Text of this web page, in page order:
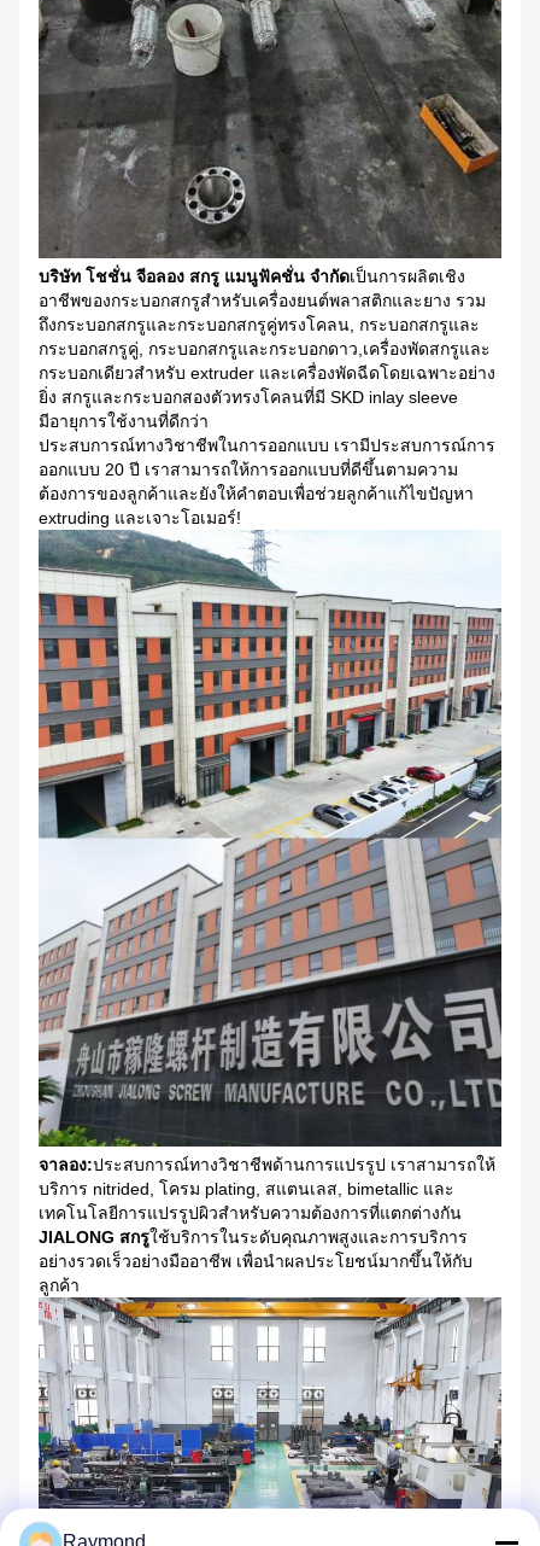
บริษัท โชชั่น จีอลอง สกรู แมนูฟัคชั่น จํากัดเป็นการผลิตเชิง
อาชีพของกระบอกสกรูสําหรับเครื่องยนต์พลาสติกและยาง รวม
ถึงกระบอกสกรูและกระบอกสกรูคู่ทรงโคลน, กระบอกสกรูและ
กระบอกสกรูคู่, กระบอกสกรูและกระบอกดาว,เครื่องพัดสกรูและ
กระบอกเดียวสําหรับ extruder และเครื่องพัดฉีดโดยเฉพาะอย่าง
ยิ่ง สกรูและกระบอกสองตัวทรงโคลนที่มี SKD inlay sleeve
มีอายุการใช้งานที่ดีกว่า
ประสบการณ์ทางวิชาชีพในการออกแบบ เรามีประสบการณ์การ
ออกแบบ 20 ปี เราสามารถให้การออกแบบที่ดีขึ้นตามความ
ต้องการของลูกค้าและยังให้คําตอบเพื่อช่วยลูกค้าแก้ไขปัญหา
extruding และเจาะโอเมอร์!
จาลอง:ประสบการณ์ทางวิชาชีพด้านการแปรรูป เราสามารถให้
บริการ nitrided, โครม plating, สแตนเลส, bimetallic และ
เทคโนโลยีการแปรรูปผิวสําหรับความต้องการที่แตกต่างกัน
JIALONG สกรูใช้บริการในระดับคุณภาพสูงและการบริการ
อย่างรวดเร็วอย่างมืออาชีพ เพื่อนําผลประโยชน์มากขึ้นให้กับ
ลูกค้า
Raymond